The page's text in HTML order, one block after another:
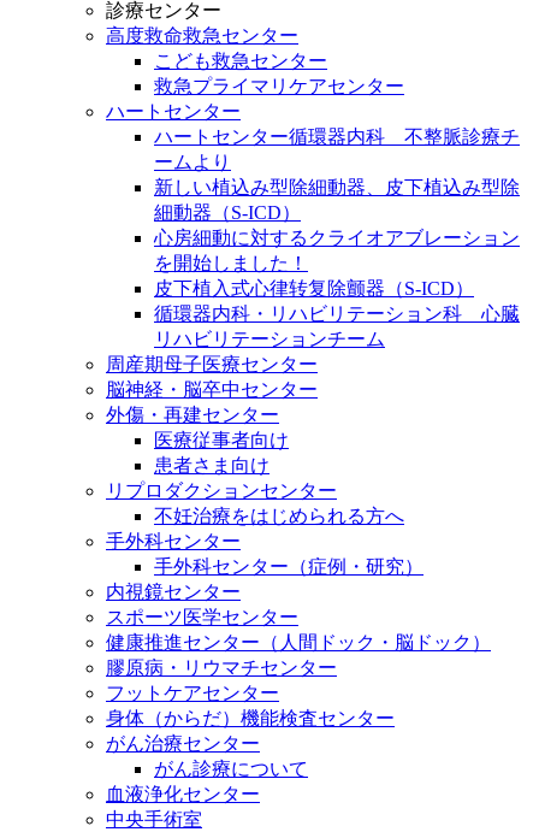
診療センター
高度救命救急センター
こども救急センター
救急プライマリケアセンター
ハートセンター
ハートセンター循環器内科 不整脈診療チ
ームより
新しい植込み型除細動器、皮下植込み型除
細動器（S-ICD）
心房細動に対するクライオアブレーション
を開始しました！
皮下植入式心律转复除颤器（S-ICD）
循環器内科・リハビリテーション科 心臓
リハビリテーションチーム
周産期母子医療センター
脳神経・脳卒中センター
外傷・再建センター
医療従事者向け
患者さま向け
リプロダクションセンター
不妊治療をはじめられる方へ
手外科センター
手外科センター（症例・研究）
内視鏡センター
スポーツ医学センター
健康推進センター（人間ドック・脳ドック）
膠原病・リウマチセンター
フットケアセンター
身体（からだ）機能検査センター
がん治療センター
がん診療について
血液浄化センター
中央手術室